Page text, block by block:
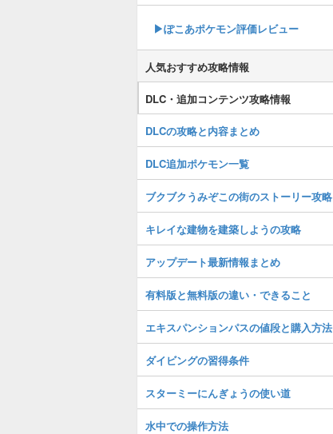
▶︎ぽこあポケモン評価レビュー
人気おすすめ攻略情報
DLC・追加コンテンツ攻略情報
DLCの攻略と内容まとめ
DLC追加ポケモン一覧
ブクブクうみぞこの街のストーリー攻略
キレイな建物を建築しようの攻略
アップデート最新情報まとめ
有料版と無料版の違い・できること
エキスパンションパスの値段と購入方法
ダイビングの習得条件
スターミーにんぎょうの使い道
水中での操作方法